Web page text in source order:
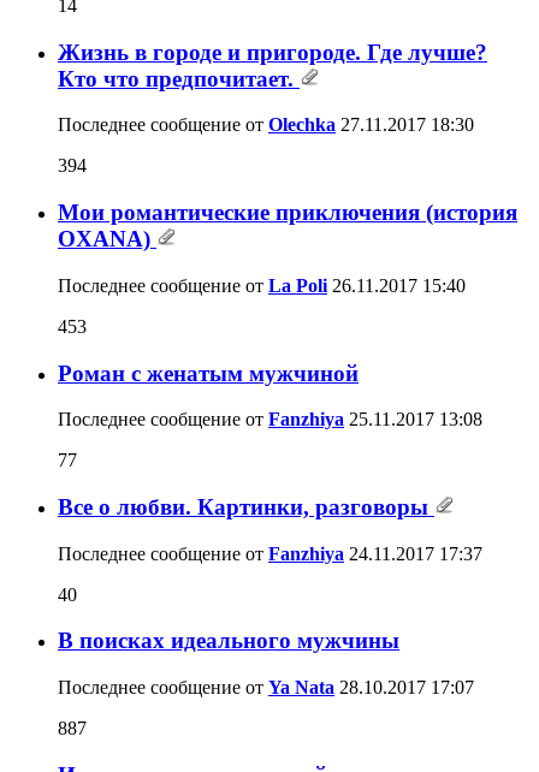
14
Жизнь в городе и пригороде. Где лучше?
Кто что предпочитает.
Последнее сообщение от Olechka 27.11.2017 18:30
394
Мои романтические приключения (история
OXANA)
Последнее сообщение от La Poli 26.11.2017 15:40
453
Роман с женатым мужчиной
Последнее сообщение от Fanzhiya 25.11.2017 13:08
77
Все о любви. Картинки, разговоры
Последнее сообщение от Fanzhiya 24.11.2017 17:37
40
В поисках идеального мужчины
Последнее сообщение от Ya Nata 28.10.2017 17:07
887